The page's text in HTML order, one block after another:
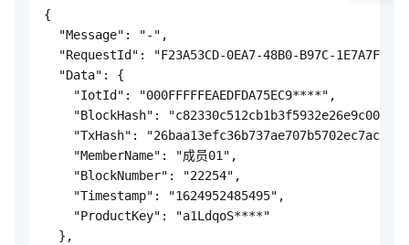
{
  "Message": "-",
"RequestId": "F23A53CD-0EA7-48B0-B97C-
  "Data": {
    "IotId": "000FFFFFEAEDFDA75EC9****",
"BlockHash":
"TxHash":
    "MemberName": "成员01",
    "BlockNumber": "22254",
    "Timestamp": "1624952485495",
    "ProductKey": "a1LdqoS****"
  },